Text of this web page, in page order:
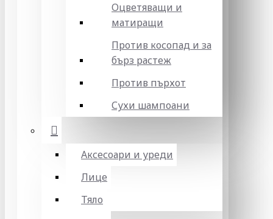
Оцветяващи и
матиращи
Против косопад и за
бърз растеж
Против пърхот
Сухи шампоани
Аксесоари и уреди
Лице
Тяло